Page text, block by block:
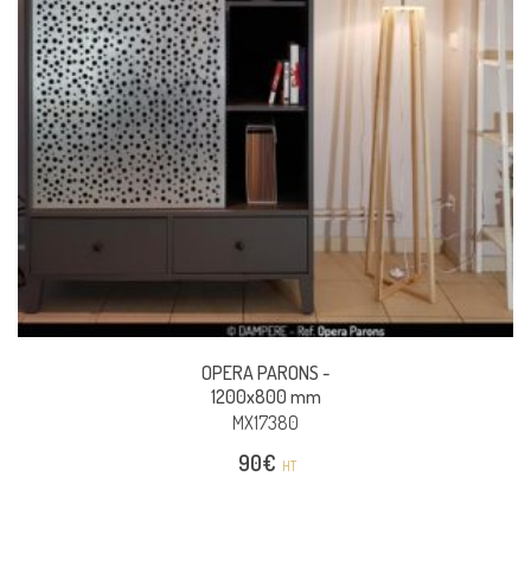
OPERA PARONS -
1200x800 mm
MX17380
90€ HT